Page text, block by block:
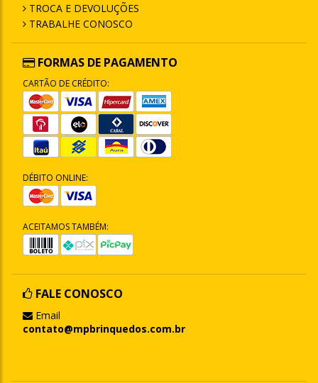
TROCA E DEVOLUÇÕES
TRABALHE CONOSCO
FORMAS DE PAGAMENTO
CARTÃO DE CRÉDITO:
DÉBITO ONLINE:
ACEITAMOS TAMBÉM:
FALE CONOSCO
Email
contato@mpbrinquedos.com.br